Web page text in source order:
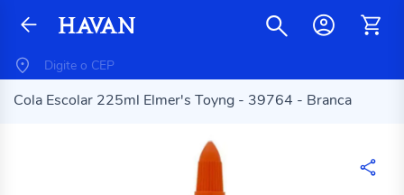
Cola Escolar 225ml Elmer's Toyng - 39764 - Branca